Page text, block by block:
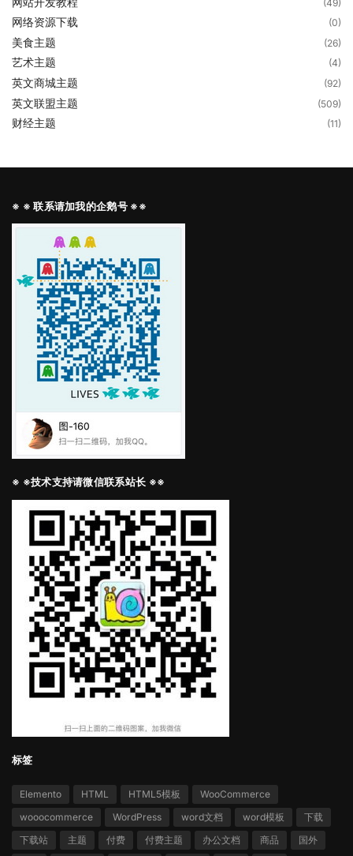
(49)
网络资源下载 (0)
美食主题 (26)
艺术主题 (4)
英文商城主题 (92)
英文联盟主题 (509)
财经主题 (11)
※ ※ 联系请加我的企鹅号 ※※
※ ※技术支持请微信联系站长 ※※
标签
Elemento HTML HTML5模板
WooCommerce
wooocommerce
WordPress word文档 word模板
下载
下载站
主题 付费 付费主题 办公文档 商品 国外